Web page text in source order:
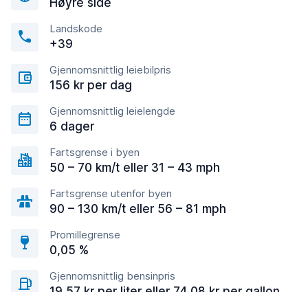
Høyre side
Landskode
+39
Gjennomsnittlig leiebilpris
156 kr per dag
Gjennomsnittlig leielengde
6 dager
Fartsgrense i byen
50 – 70 km/t eller 31 – 43 mph
Fartsgrense utenfor byen
90 – 130 km/t eller 56 – 81 mph
Promillegrense
0,05 %
Gjennomsnittlig bensinpris